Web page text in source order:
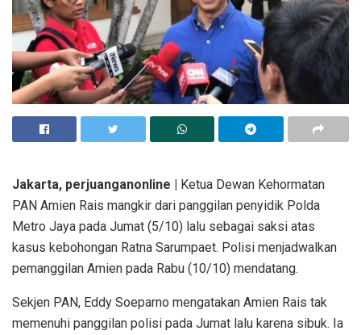
Jakarta, perjuanganonline | Ketua Dewan Kehormatan
PAN Amien Rais mangkir dari panggilan penyidik Polda
Metro Jaya pada Jumat (5/10) lalu sebagai saksi atas
kasus kebohongan Ratna Sarumpaet. Polisi menjadwalkan
pemanggilan Amien pada Rabu (10/10) mendatang.
Sekjen PAN, Eddy Soeparno mengatakan Amien Rais tak
memenuhi panggilan polisi pada Jumat lalu karena sibuk. Ia